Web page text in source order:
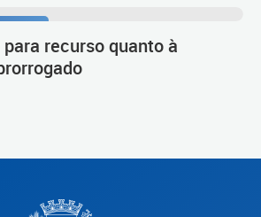
recurso quanto à